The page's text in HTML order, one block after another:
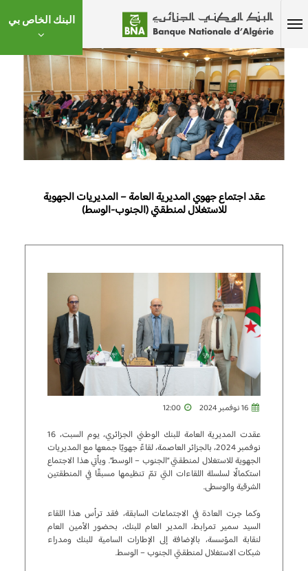
البنك الخاص بي
عقد اجتماع جهوي المديرية العامة – المديريات الجهوية
للاستغلال لمنطقتي (الجنوب-الوسط)
عقدت المديرية العامة للبنك الوطني الجزائري، يوم السبت، 16
نوفمبر 2024، بالجزائر العاصمة، لقاءً جهويًا جمعها مع المديريات
الجهوية للاستغلال لمنطقتي “الجنوب – الوسط”. ويأتي هذا الاجتماع
استكمالًا لسلسلة اللقاءات التي تمّ تنظيمها مسبقًا في المنطقتين
الشرقية والوسطى.
وكما جرت العادة في الاجتماعات السابقة، فقد ترأس هذا اللقاء
السيد سمير تمرابط، المدير العام للبنك، بحضور الأمين العام
لنقابة المؤسسة، بالإضافة إلى الإطارات السامية للبنك ومدراء
شبكات الاستغلال لمنطقتي الجنوب – الوسط.